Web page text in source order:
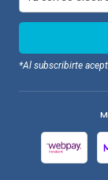
*Al subscribirte